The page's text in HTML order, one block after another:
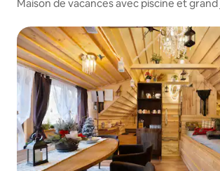
Maison de vacances avec piscine et grand